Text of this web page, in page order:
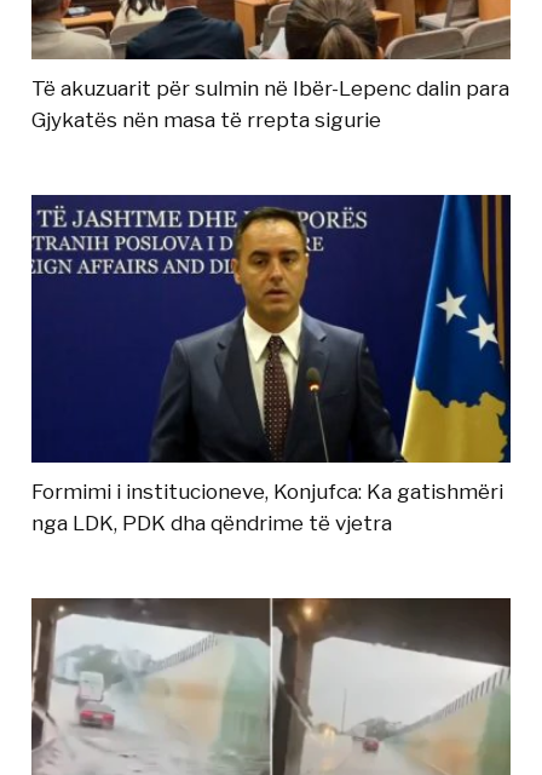
Të akuzuarit për sulmin në Ibër-Lepenc dalin para
Gjykatës nën masa të rrepta sigurie
Formimi i institucioneve, Konjufca: Ka gatishmëri
nga LDK, PDK dha qëndrime të vjetra